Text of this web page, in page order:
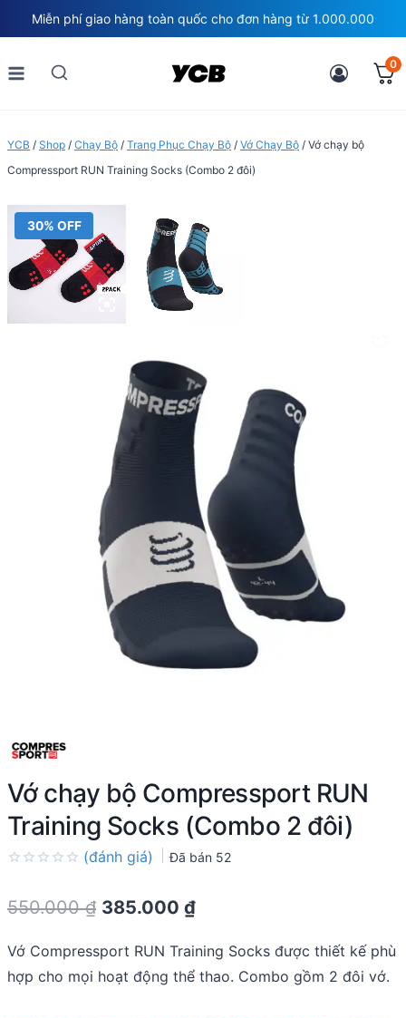
to
content
Miễn phí giao hàng toàn quốc cho đơn hàng từ 1.000.000
0
YCB / Shop / Chạy Bộ / Trang Phục Chạy Bộ / Vớ Chạy Bộ / Vớ chạy bộ
Compressport RUN Training Socks (Combo 2 đôi)
30% OFF
Vớ chạy bộ Compressport RUN
Training Socks (Combo 2 đôi)
out
(đánh giá) Đã bán 52
550.000₫ Original
was:
550.000 ₫.
385.000 ₫Current
is:
385.000 ₫.
Vớ Compressport RUN Training Socks được thiết kế phù
hợp cho mọi hoạt động thể thao. Combo gồm 2 đôi vớ.